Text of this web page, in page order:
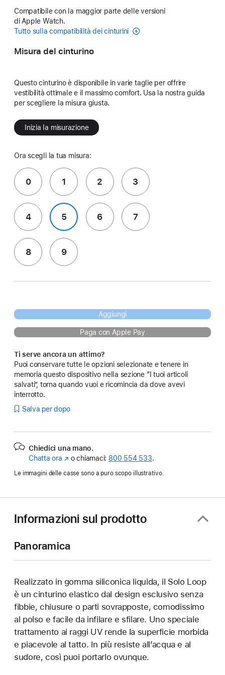
Compatibile con la maggior parte delle versioni
di Apple Watch.
Tutto sulla compatibilità dei cinturini
Misura del cinturino
Questo cinturino è disponibile in varie taglie per offrire
vestibilità ottimale e il massimo comfort. Usa la nostra guida
per scegliere la misura giusta.
Inizia la misurazione
Ora scegli la tua misura:
0 1 2 3
4 5 6 7
8 9
Aggiungi
Paga con Apple Pay
Ti serve ancora un attimo?
Puoi conservare tutte le opzioni selezionate e tenere in
memoria questo dispositivo nella sezione “I tuoi articoli
salvati”, torna quando vuoi e ricomincia da dove avevi
interrotto.
Salva per dopo
Chiedici una mano.
Chatta ora (Si
nuova
o chiamaci: 800 554 533.
Le immagini delle casse sono a puro scopo illustrativo.
Informazioni sul prodotto
Panoramica
Realizzato in gomma siliconica liquida, il Solo Loop
è un cinturino elastico dal design esclusivo senza
fibbie, chiusure o parti sovrapposte, comodissimo
al polso e facile da infilare e sfilare. Uno speciale
trattamento ai raggi UV rende la superficie morbida
e piacevole al tatto. In più resiste all’acqua e al
sudore, così puoi portarlo ovunque.